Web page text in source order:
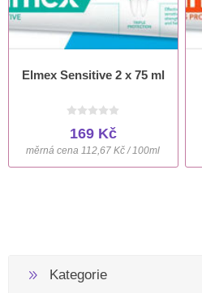
Elmex Sensitive 2 x 75 ml
169 Kč
měrná cena 112,67 Kč / 100ml
Kategorie